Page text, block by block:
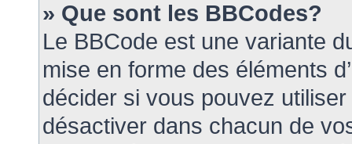
» Que sont les BBCodes?
Le BBCode est une variante
mise en forme des éléments
décider si vous pouvez
désactiver dans chacun de